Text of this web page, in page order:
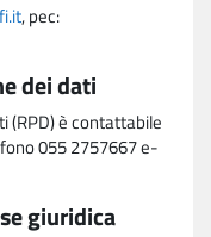
, pec:
dei dati
(RPD) è contattabile
055 2757667 e-
giuridica